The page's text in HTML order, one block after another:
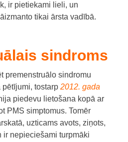
ir pietiekami lieli, un
tikai ārsta vadībā.
sindroms
premenstruālo sindromu
tostarp 2012. gada
piedevu lietošana kopā ar
PMS simptomus. Tomēr
uzticams avots, ziņots,
ir nepieciešami turpmāki